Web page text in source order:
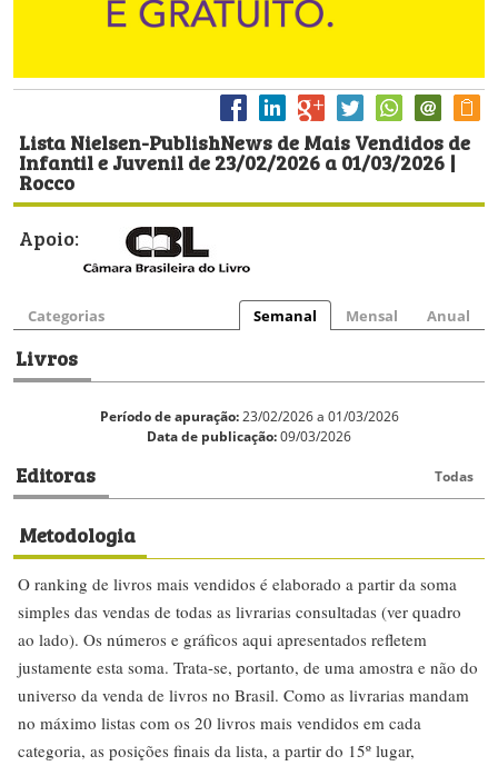
Lista Nielsen-PublishNews de Mais Vendidos de
Infantil e Juvenil de 23/02/2026 a 01/03/2026 |
Rocco
Apoio:
Categorias Semanal Mensal Anual
Livros
Período de apuração:23/02/2026 a 01/03/2026
Data de publicação:09/03/2026
Editoras Todas
Metodologia
O ranking de livros mais vendidos é elaborado a partir da soma
simples das vendas de todas as livrarias consultadas (ver quadro
ao lado). Os números e gráficos aqui apresentados refletem
justamente esta soma. Trata-se, portanto, de uma amostra e não do
universo da venda de livros no Brasil. Como as livrarias mandam
no máximo listas com os 20 livros mais vendidos em cada
categoria, as posições finais da lista, a partir do 15º lugar,